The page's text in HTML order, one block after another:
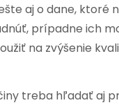
aj o dane, ktoré
prípadne ich
na zvýšenie
treba hľadať aj